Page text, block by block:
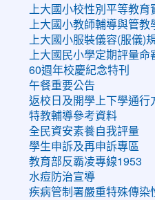
上大國小校性別平等教育
上大國小教師輔導與管
上大國小服裝儀容(服儀)
上大國民小學定期評量
60週年校慶紀念特刊
午餐重要公告
返校日及開學上下學通行
特教輔導參考資料
全民資安素養自我評量
學生申訴及再申訴專區
教育部反霸凌專線1953
水痘防治宣導
疾病管制署嚴重特殊傳染